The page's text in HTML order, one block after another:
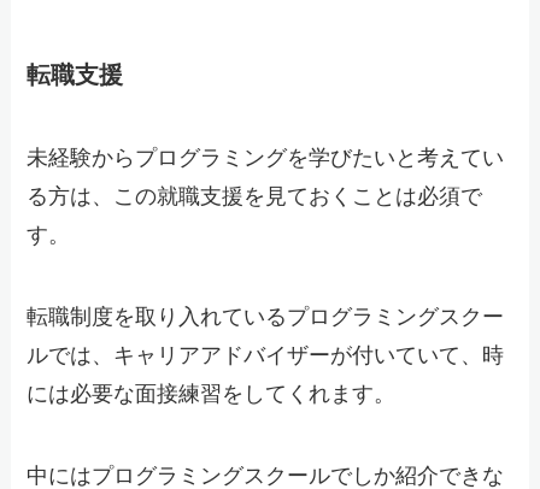
転職支援
未経験からプログラミングを学びたいと考えてい
る方は、この就職支援を見ておくことは必須で
す。
転職制度を取り入れているプログラミングスクー
ルでは、キャリアアドバイザーが付いていて、時
には必要な面接練習をしてくれます。
中にはプログラミングスクールでしか紹介できな